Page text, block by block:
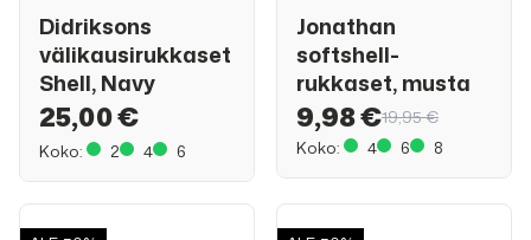
Didriksons
välikausirukkaset
Shell, Navy
25,00 €
Koko: 2 4 6
Jonathan
softshell-
rukkaset, musta
9,98 €19,95 €
Koko:
4 6 8